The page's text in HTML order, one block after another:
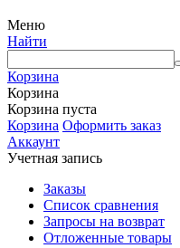
Меню
Найти
Корзина
Корзина
Корзина пуста
Корзина Оформить заказ
Аккаунт
Учетная запись
Заказы
Список сравнения
Запросы на возврат
Отложенные товары